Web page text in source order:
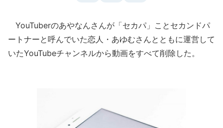
YouTuberのあやなんさんが「セカパ」ことセカンドパ
ートナーと呼んでいた恋人・あゆむさんとともに運営して
いたYouTubeチャンネルから動画をすべて削除した。